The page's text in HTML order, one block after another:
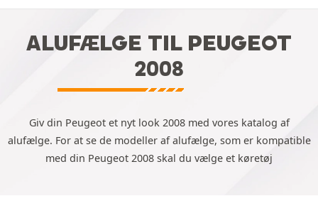
ALUFÆLGE TIL PEUGEOT
2008
Giv din Peugeot et nyt look 2008 med vores katalog af
alufælge. For at se de modeller af alufælge, som er kompatible
med din Peugeot 2008 skal du vælge et køretøj